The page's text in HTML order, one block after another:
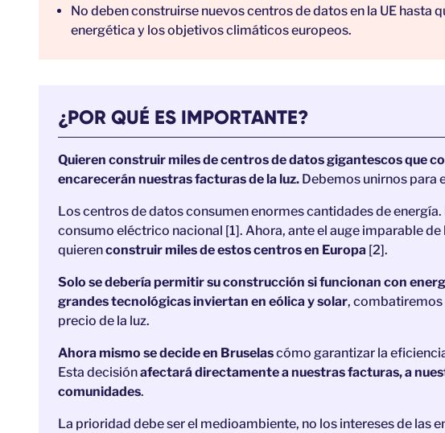
No deben construirse nuevos centros de datos en la UE hasta
energética y los objetivos climáticos europeos.
¿POR QUÉ ES IMPORTANTE?
Quieren construir miles de centros de datos gigantescos que
encarecerán nuestras facturas de la luz. Debemos unirnos para
Los centros de datos consumen enormes cantidades de
consumo eléctrico nacional [1]. Ahora, ante el auge imparable
quierenconstruir miles de estos centros en Europa [2].
Solo se debería permitir su construcción si funcionan con
grandes tecnológicas inviertan en eólica y solar,
precio de la luz.
Ahora mismo se decide en Bruselascómo garantizar la
Esta decisiónafectará directamente a nuestras facturas, a
comunidades.
La prioridad debe ser el medioambiente, no los intereses de las